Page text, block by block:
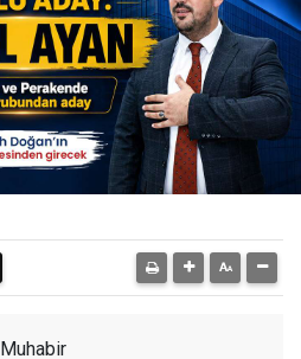
Muhabir